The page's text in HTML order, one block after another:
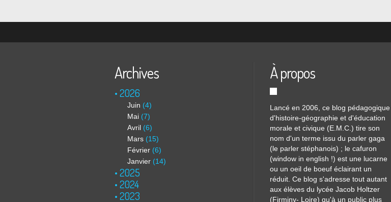
Archives
2026
Juin (4)
Mai (7)
Avril (6)
Mars (15)
Février (6)
Janvier (14)
2025
2024
2023
À propos
Lancé en 2006, ce blog pédagogique
d'histoire-géographie et d'éducation
morale et civique (E.M.C.) tire son
nom d'un terme issu du parler gaga
(le parler stéphanois) ; le cafuron
(window in english !) est une lucarne
ou un oeil de boeuf éclairant un
réduit. Ce blog s'adresse tout autant
aux élèves du lycée Jacob Holtzer
(Firminy- Loire) qu'à un public plus